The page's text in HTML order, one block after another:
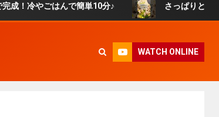
はんで簡単10分♪ さっぱりと食べられる！
WATCH ONLINE